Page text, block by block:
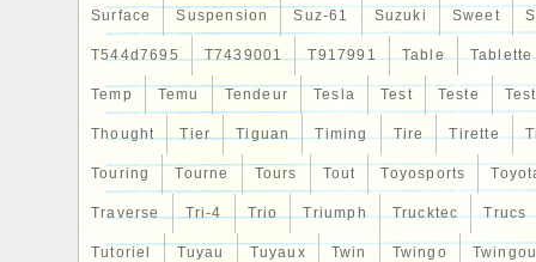
Surface Suspension Suz-61 Suzuki Sweet
T544d7695 T7439001 T917991 Table Tablette
Temp Temu Tendeur Tesla Test Teste
Thought Tier Tiguan Timing Tire Tirette
Touring Tourne Tours Tout Toyosports
Traverse Tri-4 Trio Triumph Trucktec Trucs
Tutoriel Tuyau Tuyaux Twin Twingo